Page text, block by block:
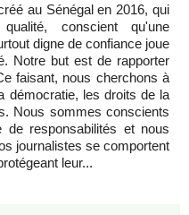
au Sénégal en 2016, qui
conscient qu'une
digne de confiance joue
Notre but est de rapporter
faisant, nous cherchons à
démocratie, les droits de la
Nous sommes conscients
de responsabilités et nous
journalistes se comportent
leur...